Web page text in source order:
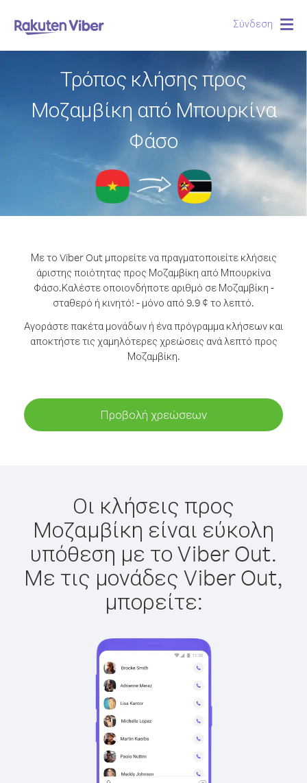
Σύνδεση
Τρόπος κλήσης προς
Μοζαμβίκη από Μπουρκίνα
Φάσο
Με το Viber Out μπορείτε να πραγματοποιείτε κλήσεις
άριστης ποιότητας προς Μοζαμβίκη από Μπουρκίνα
Φάσο.Καλέστε οποιονδήποτε αριθμό σε Μοζαμβίκη -
σταθερό ή κινητό! - μόνο από 9.9 ¢ το λεπτό.
Αγοράστε πακέτα μονάδων ή ένα πρόγραμμα κλήσεων και
αποκτήστε τις χαμηλότερες χρεώσεις ανά λεπτό προς
Μοζαμβίκη.
Προβολή χρεώσεων
Οι κλήσεις προς
Μοζαμβίκη είναι εύκολη
υπόθεση με το Viber Out.
Με τις μονάδες Viber Out,
μπορείτε: